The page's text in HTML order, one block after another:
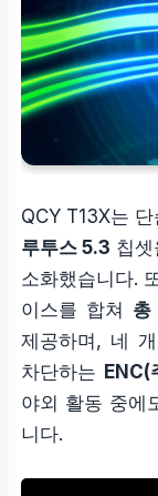
QCY T13X는
루투스 5.3 칩
소화했습니다.
이스를 합쳐 총
제공하며, 네
차단하는 ENC(
야외 활동 중에
니다.